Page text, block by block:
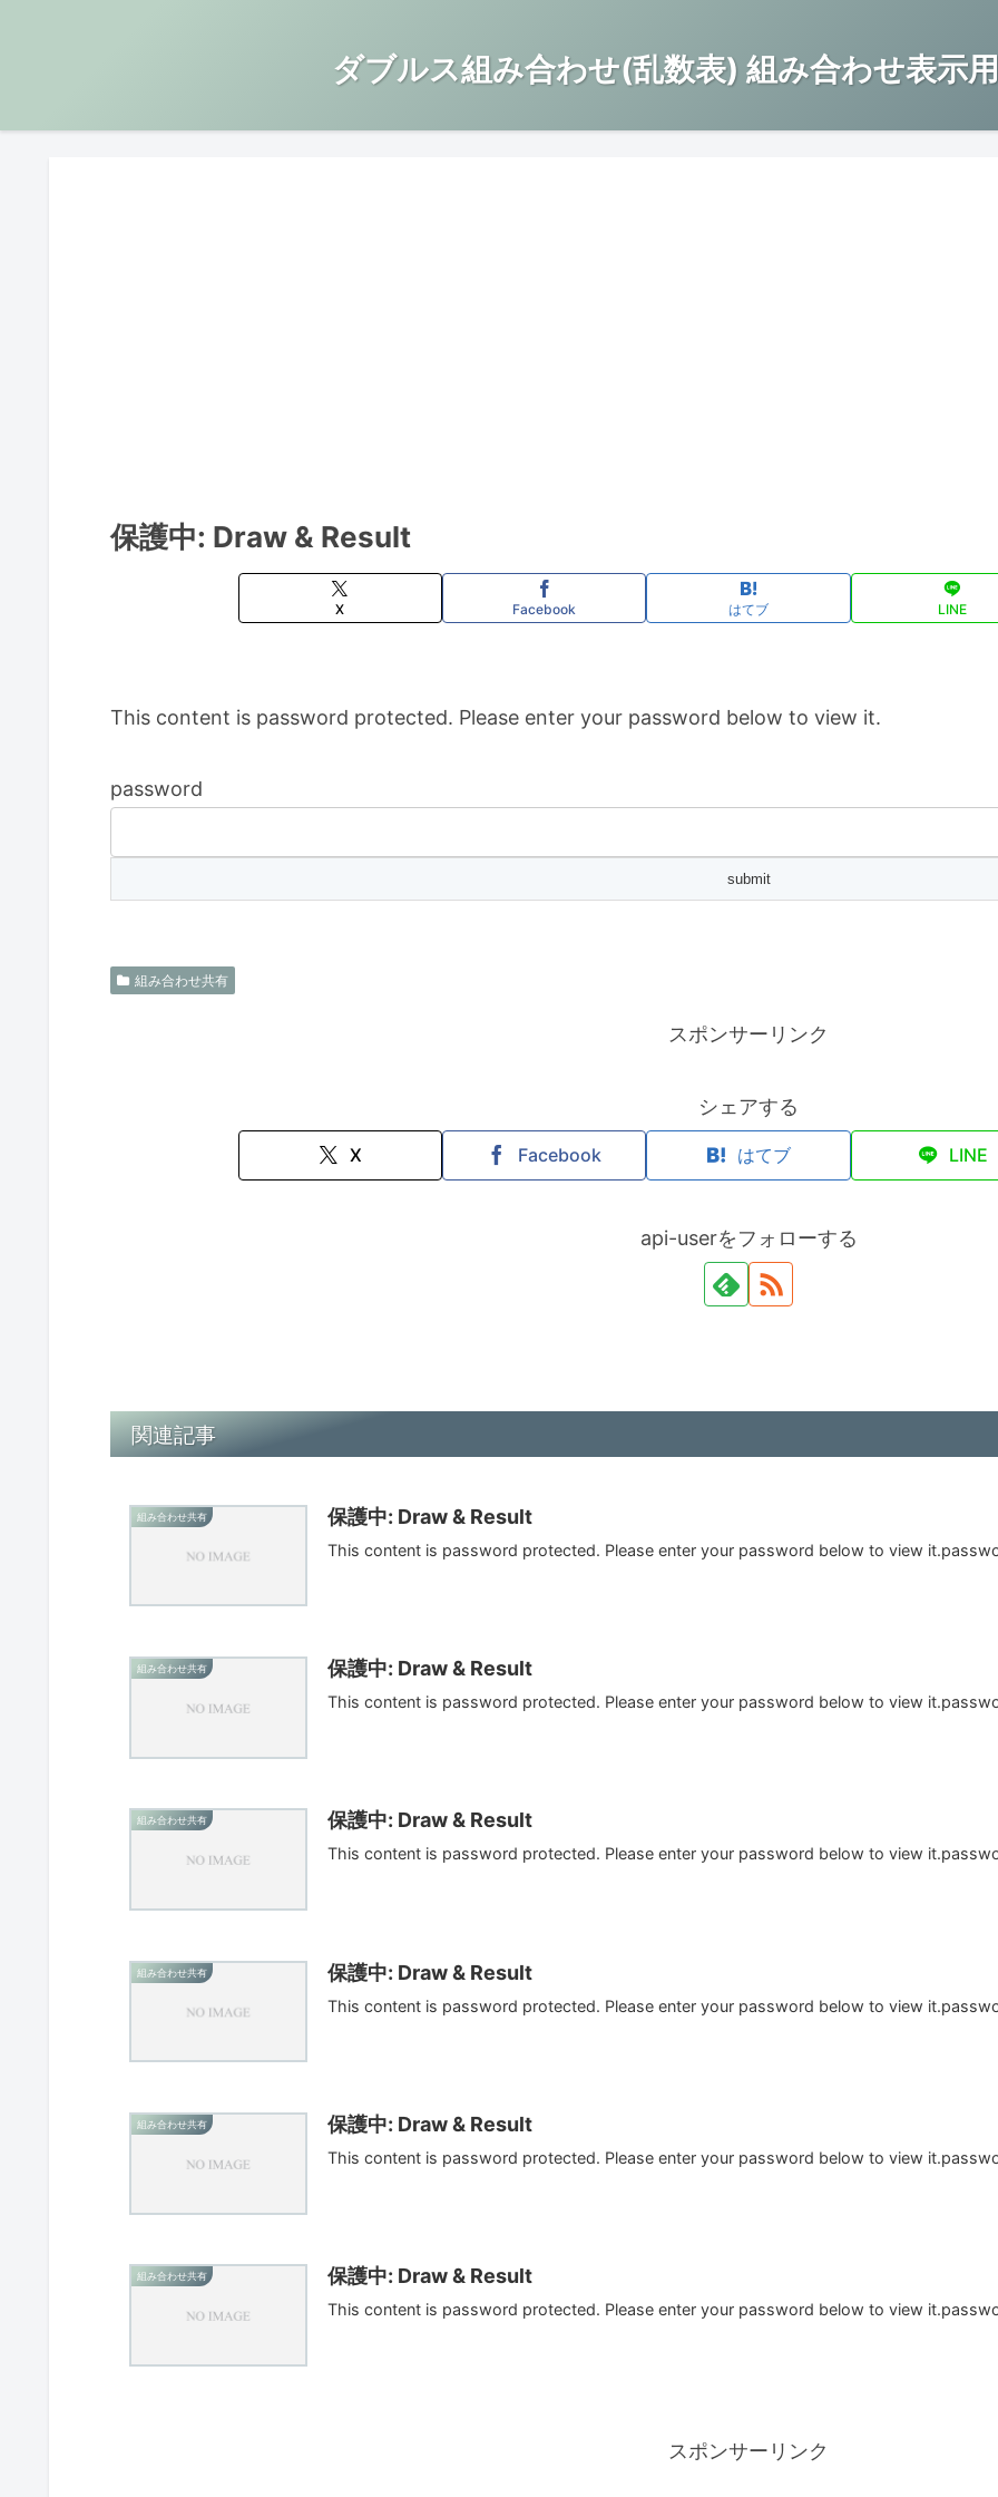
ダブルス組み合わせ(乱数表) 組み合わせ表示
保護中: Draw & Result
X Facebook はてブ LINE
This content is password protected. Please enter your password below to view it.
password
組み合わせ共有
スポンサーリンク
シェアする
X Facebook はてブ LINE
api-userをフォローする
関連記事
組み合わせ共有 保護中: Draw & Result
This content is password protected. Please enter your password below to view
組み合わせ共有 保護中: Draw & Result
This content is password protected. Please enter your password below to view
組み合わせ共有 保護中: Draw & Result
This content is password protected. Please enter your password below to view
組み合わせ共有 保護中: Draw & Result
This content is password protected. Please enter your password below to view
組み合わせ共有 保護中: Draw & Result
This content is password protected. Please enter your password below to view
組み合わせ共有 保護中: Draw & Result
This content is password protected. Please enter your password below to view
スポンサーリンク